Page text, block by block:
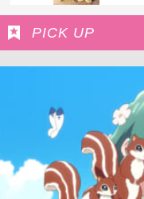
PICK UP